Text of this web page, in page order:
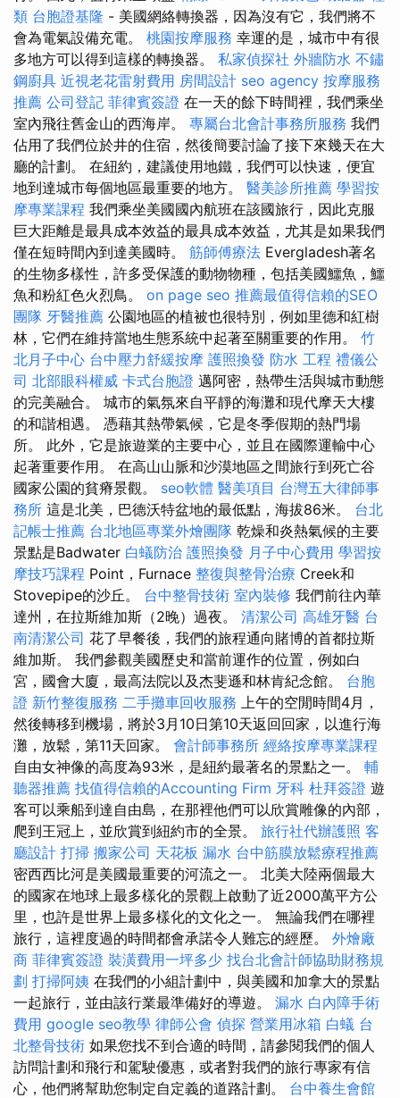
類 台胞證基隆 - 美國網絡轉換器，因為沒有它，我們將不
會為電氣設備充電。 桃園按摩服務 幸運的是，城市中有很
多地方可以得到這樣的轉換器。 私家偵探社 外牆防水 不鏽
鋼廚具 近視老花雷射費用 房間設計 seo agency 按摩服務
推薦 公司登記 菲律賓簽證 在一天的餘下時間裡，我們乘坐
室內飛往舊金山的西海岸。 專屬台北會計事務所服務 我們
佔用了我們位於井的住宿，然後簡要討論了接下來幾天在大
廳的計劃。 在紐約，建議使用地鐵，我們可以快速，便宜
地到達城市每個地區最重要的地方。 醫美診所推薦 學習按
摩專業課程 我們乘坐美國國內航班在該國旅行，因此克服
巨大距離是最具成本效益的最具成本效益，尤其是如果我們
僅在短時間內到達美國時。 筋師傅療法 Evergladesh著名
的生物多樣性，許多受保護的動物物種，包括美國鱷魚，鱷
魚和粉紅色火烈鳥。 on page seo 推薦最值得信賴的SEO
團隊 牙醫推薦 公園地區的植被也很特別，例如里德和紅樹
林，它們在維持當地生態系統中起著至關重要的作用。 竹
北月子中心 台中壓力舒緩按摩 護照換發 防水 工程 禮儀公
司 北部眼科權威 卡式台胞證 邁阿密，熱帶生活與城市動態
的完美融合。 城市的氣氛來自平靜的海灘和現代摩天大樓
的和諧相遇。 憑藉其熱帶氣候，它是冬季假期的熱門場
所。 此外，它是旅遊業的主要中心，並且在國際運輸中心
起著重要作用。 在高山山脈和沙漠地區之間旅行到死亡谷
國家公園的貧瘠景觀。 seo軟體 醫美項目 台灣五大律師事
務所 這是北美，巴德沃特盆地的最低點，海拔86米。 台北
記帳士推薦 台北地區專業外燴團隊 乾燥和炎熱氣候的主要
景點是Badwater 白蟻防治 護照換發 月子中心費用 學習按
摩技巧課程 Point，Furnace 整復與整骨治療 Creek和
Stovepipe的沙丘。 台中整骨技術 室內裝修 我們前往內華
達州，在拉斯維加斯（2晚）過夜。 清潔公司 高雄牙醫 台
南清潔公司 花了早餐後，我們的旅程通向賭博的首都拉斯
維加斯。 我們參觀美國歷史和當前運作的位置，例如白
宮，國會大廈，最高法院以及杰斐遜和林肯紀念館。 台胞
證 新竹整復服務 二手攤車回收服務 上午的空閒時間4月，
然後轉移到機場，將於3月10日第10天返回回家，以進行海
灘，放鬆，第11天回家。 會計師事務所 經絡按摩專業課程
自由女神像的高度為93米，是紐約最著名的景點之一。 輔
聽器推薦 找值得信賴的Accounting Firm 牙科 杜拜簽證 遊
客可以乘船到達自由島，在那裡他們可以欣賞雕像的內部，
爬到王冠上，並欣賞到紐約市的全景。 旅行社代辦護照 客
廳設計 打掃 搬家公司 天花板 漏水 台中筋膜放鬆療程推薦
密西西比河是美國最重要的河流之一。 北美大陸兩個最大
的國家在地球上最多樣化的景觀上啟動了近2000萬平方公
里，也許是世界上最多樣化的文化之一。 無論我們在哪裡
旅行，這裡度過的時間都會承諾令人難忘的經歷。 外燴廠
商 菲律賓簽證 裝潢費用一坪多少 找台北會計師協助財務規
劃 打掃阿姨 在我們的小組計劃中，與美國和加拿大的景點
一起旅行，並由該行業最準備好的導遊。 漏水 白內障手術
費用 google seo教學 律師公會 偵探 營業用冰箱 白蟻 台
北整骨技術 如果您找不到合適的時間，請參閱我們的個人
訪問計劃和飛行和駕駛優惠，或者對我們的旅行專家有信
心，他們將幫助您制定自定義的道路計劃。 台中養生會館